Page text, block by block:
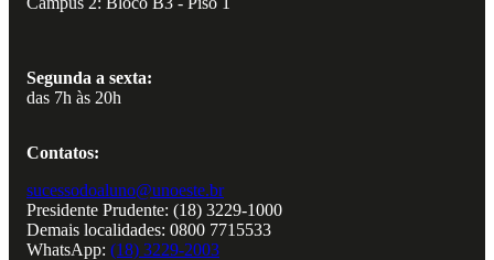
Segunda a sexta:
das 7h às 20h
Contatos:
sucessodoaluno@unoeste.br
Presidente Prudente: (18) 3229-1000
Demais localidades: 0800 7715533
WhatsApp: (18) 3229-2003